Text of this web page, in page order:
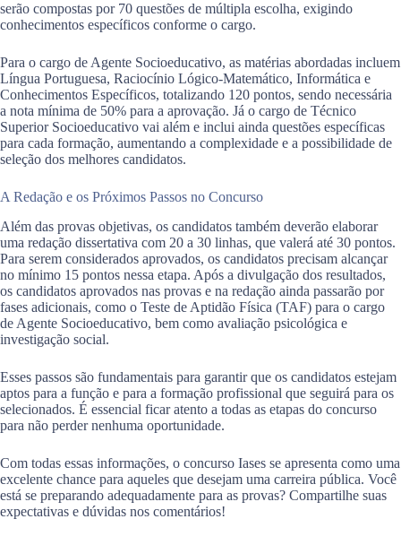
serão compostas por 70 questões de múltipla escolha, exigindo
conhecimentos específicos conforme o cargo.
Para o cargo de Agente Socioeducativo, as matérias abordadas incluem
Língua Portuguesa, Raciocínio Lógico-Matemático, Informática e
Conhecimentos Específicos, totalizando 120 pontos, sendo necessária
a nota mínima de 50% para a aprovação. Já o cargo de Técnico
Superior Socioeducativo vai além e inclui ainda questões específicas
para cada formação, aumentando a complexidade e a possibilidade de
seleção dos melhores candidatos.
A Redação e os Próximos Passos no Concurso
Além das provas objetivas, os candidatos também deverão elaborar
uma redação dissertativa com 20 a 30 linhas, que valerá até 30 pontos.
Para serem considerados aprovados, os candidatos precisam alcançar
no mínimo 15 pontos nessa etapa. Após a divulgação dos resultados,
os candidatos aprovados nas provas e na redação ainda passarão por
fases adicionais, como o Teste de Aptidão Física (TAF) para o cargo
de Agente Socioeducativo, bem como avaliação psicológica e
investigação social.
Esses passos são fundamentais para garantir que os candidatos estejam
aptos para a função e para a formação profissional que seguirá para os
selecionados. É essencial ficar atento a todas as etapas do concurso
para não perder nenhuma oportunidade.
Com todas essas informações, o concurso Iases se apresenta como uma
excelente chance para aqueles que desejam uma carreira pública. Você
está se preparando adequadamente para as provas? Compartilhe suas
expectativas e dúvidas nos comentários!